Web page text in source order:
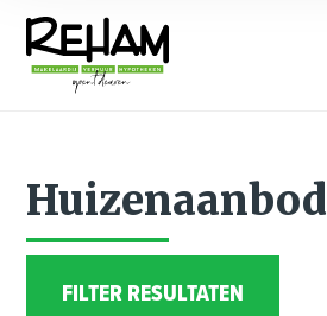
Huizenaanbod
FILTER RESULTATEN